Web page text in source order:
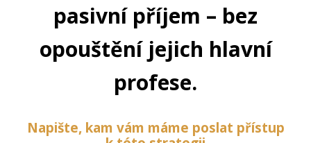
pasivní příjem – bez
opouštění jejich hlavní
profese.
Napište, kam vám máme poslat přístup